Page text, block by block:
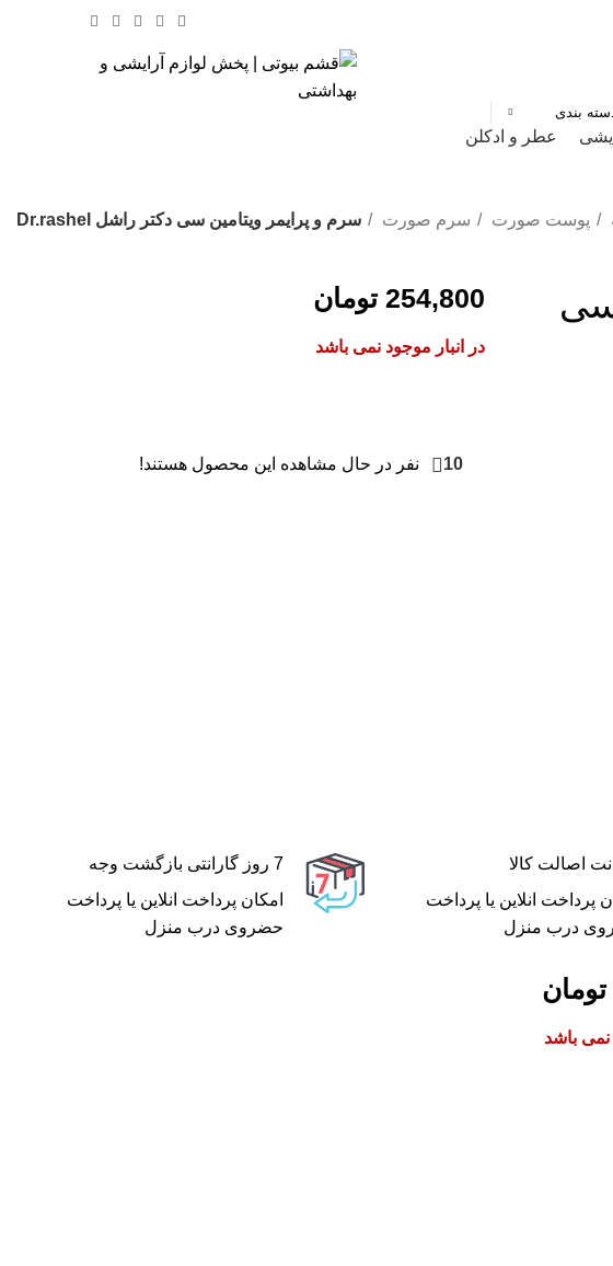
بندی
عطر و ادکلن
پوست صورت سرم صورت سرم و پرایمر ویتامین سی دکتر راشل Dr.rashel
سی
254,800 تومان
در انبار موجود نمی باشد
10 نفر در حال مشاهده این محصول هستند!
اصالت کالا
پرداخت انلاین یا پرداخت
درب منزل
7 روز گارانتی بازگشت وجه
امکان پرداخت انلاین یا پرداخت
حضروی درب منزل
تومان
نمی باشد